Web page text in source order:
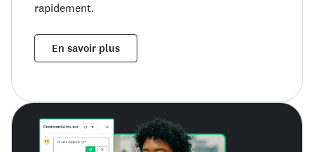
rapidement.
En savoir plus